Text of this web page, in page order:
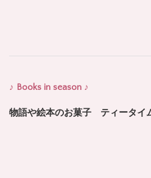
♪ Books in season ♪
物語や絵本のお菓子 ティータイ